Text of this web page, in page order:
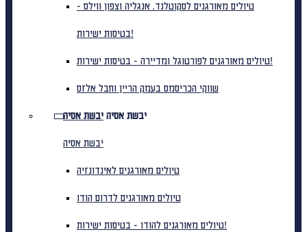
טיולים מאורגנים לסקוטלנד, אנגליה וצפון ווילס -
בטיסות ישירות!
טיולים מאורגנים לפורטוגל ומדיירה - בטיסות ישירות!
שווקי הכריסמס בעמק הריין וחבל אלזס
יבשת אסיה יבשת אסיה
יבשת אסיה
טיולים מאורגנים לאינדונזיה
טיולים מאורגנים לדרום הודו
טיולים מאורגנים להודו - בטיסות ישירות!